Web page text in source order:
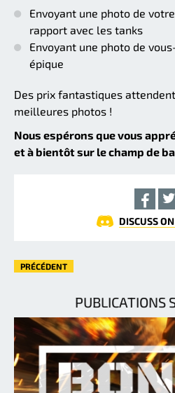
Envoyant une photo de
rapport avec les tanks
Envoyant une photo de
épique
Des prix fantastiques
meilleures photos !
Nous espérons que vous
et à bientôt sur le champ de
DISCUSS
PRÉCÉDENT
PUBLICATIONS